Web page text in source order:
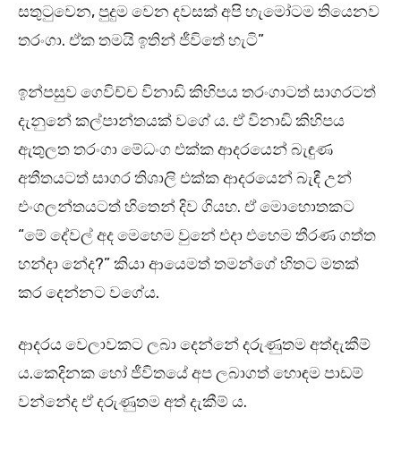
සතුටුවෙන, පුදුම වෙන දවසක් අපි හැමෝටම තියෙනව
තරංගා. ඒක තමයි ඉතින් ජීවිතේ හැටි”
ඉන්පසුව ගෙවිච්ච විනාඩි කිහිපය තරංගාටත් සාගරටත්
දැනුනේ කල්පාන්තයක් වගේ ය. ඒ විනාඩි කිහිපය
ඇතුලත තරංගා මේධංග එක්ක ආදරයෙන් බැඳුණ
අතීතයටත් සාගර තිශාලි එක්ක ආදරයෙන් බැඳී උන්
එංගලන්තයටත් හිතෙන් දිව ගියහ. ඒ මොහොතකට
“මේ දේවල් අද මෙහෙම වුනේ එදා එහෙම තීරණ ගත්ත
හන්දා නේද?” කියා ආයෙමත් තමන්ගේ හිතට මතක්
කර දෙන්නට වගේය.
ආදරය වෙලාවකට ලබා දෙන්නේ දරුණුතම අත්දැකීම්‍
ය.කෙදිනක හෝ ජීවිතයේ අප ලබාගත් හොඳම පාඩම්
වන්නේද ඒ දරුණුතම අත් දැකීම්‍ ය.